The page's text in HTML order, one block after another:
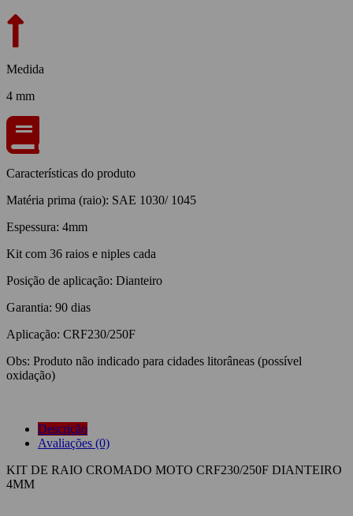
Medida
4 mm
Características do produto
Matéria prima (raio): SAE 1030/ 1045
Espessura: 4mm
Kit com 36 raios e niples cada
Posição de aplicação: Dianteiro
Garantia: 90 dias
Aplicação: CRF230/250F
Obs: Produto não indicado para cidades litorâneas (possível
oxidação)
Descrição
Avaliações (0)
KIT DE RAIO CROMADO MOTO CRF230/250F DIANTEIRO
4MM